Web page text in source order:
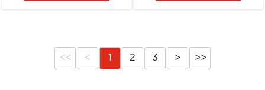
<< < 2 3 > >>